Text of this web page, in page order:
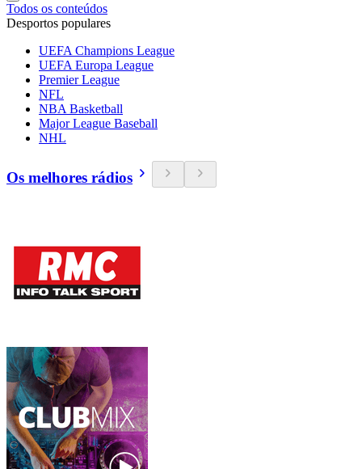
Todos os conteúdos
Desportos populares
UEFA Champions League
UEFA Europa League
Premier League
NFL
NBA Basketball
Major League Baseball
NHL
Os melhores rádios